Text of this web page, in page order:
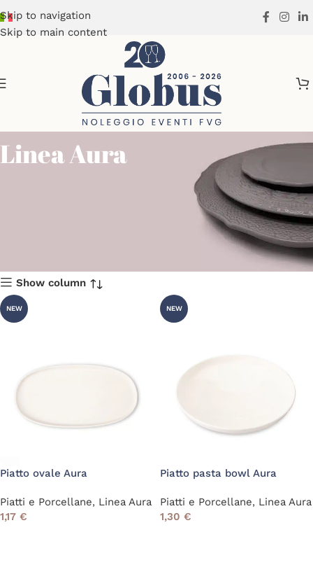
Skip to navigation
Skip to main content
Linea Aura
Show column
NEW
Piatto ovale Aura
Piatti e Porcellane, Linea Aura
1,17 €
NEW
Piatto pasta bowl Aura
Piatti e Porcellane, Linea Aura
1,30 €